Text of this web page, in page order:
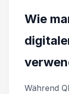
Wie
Während